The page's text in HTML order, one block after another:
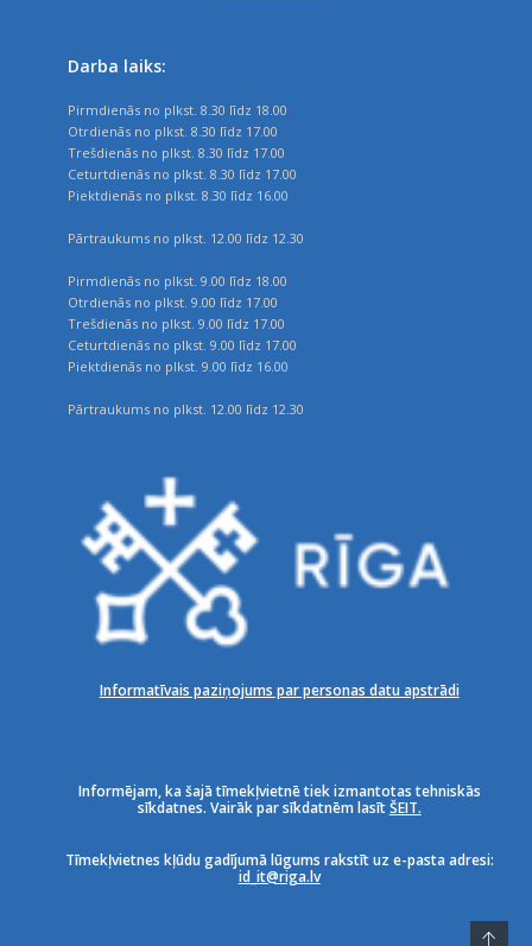
Darba laiks:
Pirmdienās no plkst. 8.30 līdz 18.00
Otrdienās no plkst. 8.30 līdz 17.00
Trešdienās no plkst. 8.30 līdz 17.00
Ceturtdienās no plkst. 8.30 līdz 17.00
Piektdienās no plkst. 8.30 līdz 16.00
Pārtraukums no plkst. 12.00 līdz 12.30
Pirmdienās no plkst. 9.00 līdz 18.00
Otrdienās no plkst. 9.00 līdz 17.00
Trešdienās no plkst. 9.00 līdz 17.00
Ceturtdienās no plkst. 9.00 līdz 17.00
Piektdienās no plkst. 9.00 līdz 16.00
Pārtraukums no plkst. 12.00 līdz 12.30
Informatīvais paziņojums par personas datu apstrādi
Informējam, ka šajā tīmekļvietnē tiek izmantotas tehniskās
sīkdatnes. Vairāk par sīkdatnēm lasītŠEIT.
Tīmekļvietnes kļūdu gadījumā lūgums rakstīt uz e-pasta adresi:
id_it@riga.lv